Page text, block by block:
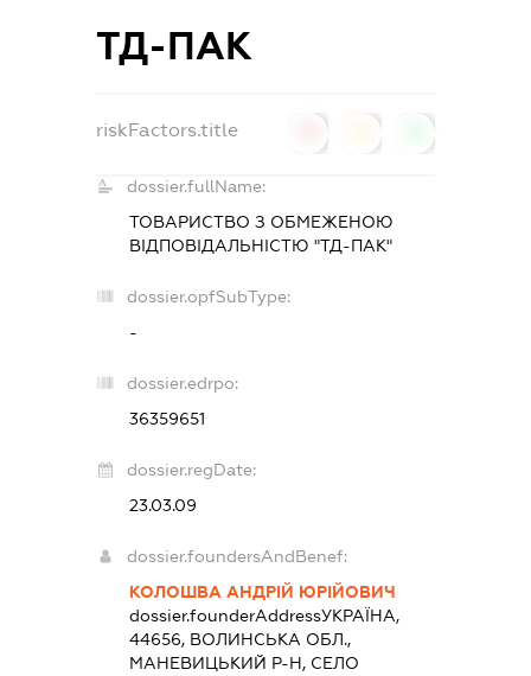
ТД-ПАК
riskFactors.title
dossier.fullName:
ТОВАРИСТВО З ОБМЕЖЕНОЮ
ВІДПОВІДАЛЬНІСТЮ "ТД-ПАК"
dossier.opfSubType:
-
dossier.edrpo:
36359651
dossier.regDate:
23.03.09
dossier.foundersAndBenef:
КОЛОШВА АНДРІЙ ЮРІЙОВИЧ
dossier.founderAddressУКРАЇНА,
44656, ВОЛИНСЬКА ОБЛ.,
МАНЕВИЦЬКИЙ Р-Н, СЕЛО